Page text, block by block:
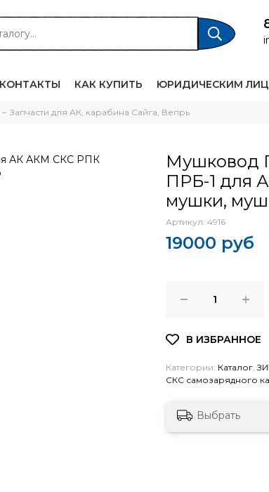
КОНТАКТЫ КАК КУПИТЬ ЮРИДИЧЕСКИМ
Запчасти для АК, карабина Сайга, Вепрь
Мушковод
ПРБ-1 для
мушки,
Артикул: 4916
19000 руб
Категории: Каталог,
СКС самозарядного
Выбрать